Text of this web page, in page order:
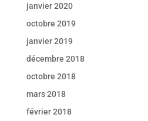
janvier 2020
octobre 2019
janvier 2019
décembre 2018
octobre 2018
mars 2018
février 2018